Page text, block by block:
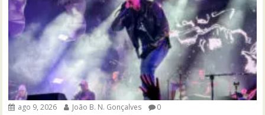
ago 9, 2026 João B. N. Gonçalves 0